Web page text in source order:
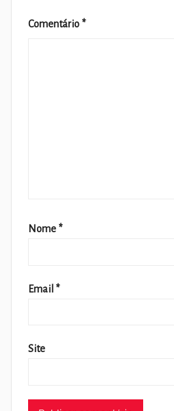
Comentário *
Nome *
Email *
Site